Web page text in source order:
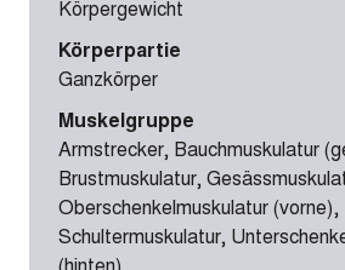
Körpergewicht
Körperpartie
Ganzkörper
Muskelgruppe
Armstrecker, Bauchmuskulatur
Brustmuskulatur,
Oberschenkelmuskulatur (vorne),
Schultermuskulatur,